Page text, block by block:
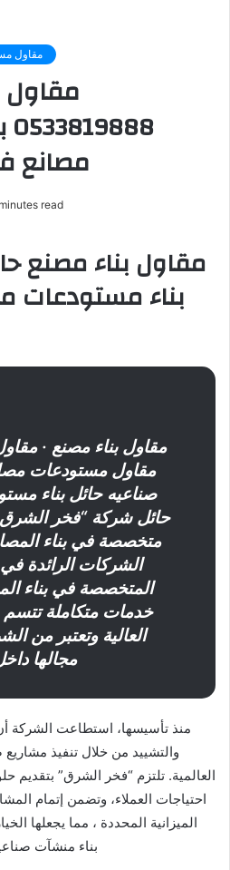
مقاول
مقاول
مصانع في
read
بناء مستودعات
مقاول بناء مصنع ·
مقاول مستودعات
صناعيه حائل بناء
حائل شركة “فخر
متخصصة في بناء
الشركات الرائدة
المتخصصة في بناء
خدمات متكاملة تتسم
العالية وتعتبر من
مجالها
منذ تأسيسها، استطاعت الشركة
والتشييد من خلال تنفيذ
العالمية. تلتزم “فخر الشرق” بتقديم
احتياجات العملاء، وتضمن إتمام
الميزانية المحددة ، مما يجعلها
بناء منشآت